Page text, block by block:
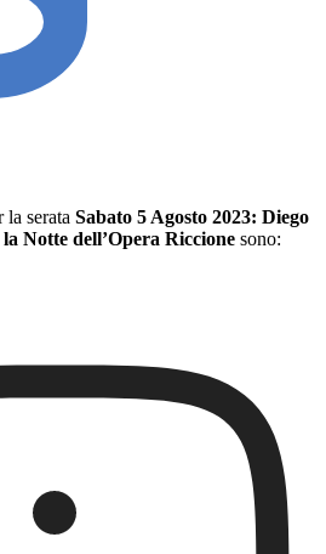
serata Sabato 5 Agosto 2023: Diego
Notte dell’Opera Riccione sono: